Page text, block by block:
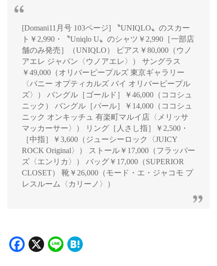
[Domani11月号 103ページ] 〝UNIQLO〟のスカー
ト￥2,990・〝Uniqlo U〟のシャツ￥2,990［一部店
舗のみ発売］（UNIQLO） ピアス￥80,000（ウノ
アエレ ジャパン〈ウノアエレ〉） サングラス
￥49,000（オリバーピープルズ 東京ギャラリー
〈バニー オプティカルズ バイ オリバーピープル
ズ〉） バングル［ゴールド］￥46,000（ココシュ
ニック） バングル［パール］￥14,000（ココシュ
ニック オンキッチュ 有楽町マルイ店〈メリッサ
マッカーサー〉） リング［人さし指］￥2,500・
［中指］￥3,600（ジューシーロック〈JUICY
ROCK Original〉） ストール￥17,000（フラッパー
ズ〈エンリカ〉） バッグ￥17,000（SUPERIOR
CLOSET） 靴￥26,000（モード・エ・ジャコモ プ
レスルーム〈カリーノ〉）
Facebook
X Line